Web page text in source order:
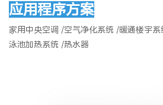
应用程序方案
家用中央空调 /空气净化系统 /暖通楼宇
泳池加热系统 /热水器